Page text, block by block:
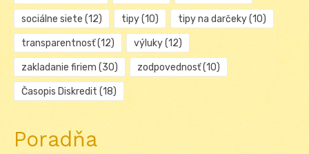
sociálne siete (12) tipy(10) tipy na darčeky(10)
transparentnosť(12) výluky(12)
zakladanie firiem (30) zodpovednosť(10)
Časopis Diskredit (18)
Poradňa